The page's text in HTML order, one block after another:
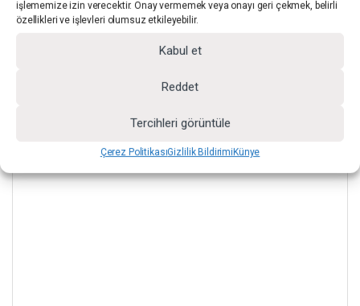
işlememize izin verecektir. Onay vermemek veya onayı geri çekmek, belirli
özellikleri ve işlevleri olumsuz etkileyebilir.
Kabul et
Reddet
Tercihleri görüntüle
Çerez PolitikasıGizlilik BildirimiKünye